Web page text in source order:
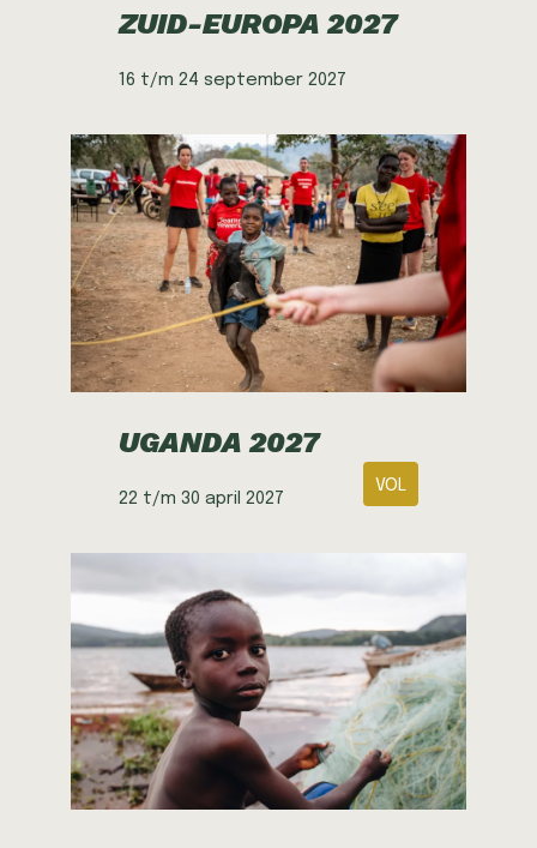
ZUID-EUROPA 2027
16 t/m 24 september 2027
UGANDA 2027
22 t/m 30 april 2027
VOL